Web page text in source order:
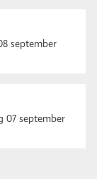
september
07 september